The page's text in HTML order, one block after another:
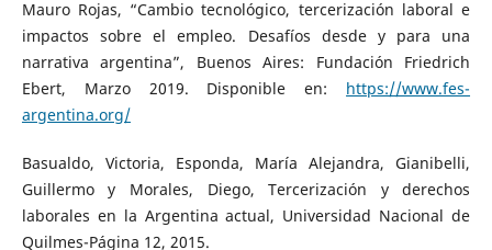
Mauro Rojas, “Cambio tecnológico, tercerización laboral e
impactos sobre el empleo. Desafíos desde y para una
narrativa argentina”, Buenos Aires: Fundación Friedrich
Ebert, Marzo 2019. Disponible en: https://www.fes-
argentina.org/
Basualdo, Victoria, Esponda, María Alejandra, Gianibelli,
Guillermo y Morales, Diego, Tercerización y derechos
laborales en la Argentina actual, Universidad Nacional de
Quilmes-Página 12, 2015.